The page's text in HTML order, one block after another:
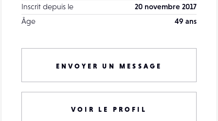
Inscrit depuis le
20 novembre 2017
Âge
49 ans
ENVOYER UN MESSAGE
VOIR LE PROFIL